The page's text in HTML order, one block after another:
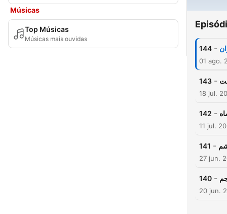
Músicas
Top Músicas
Músicas mais ouvidas
144 -
01 ago.
143 -
18 jul.
142 -
11 jul.
141 -
27 jun.
140 -
20 jun.